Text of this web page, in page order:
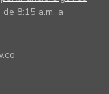
8:15 a.m. a